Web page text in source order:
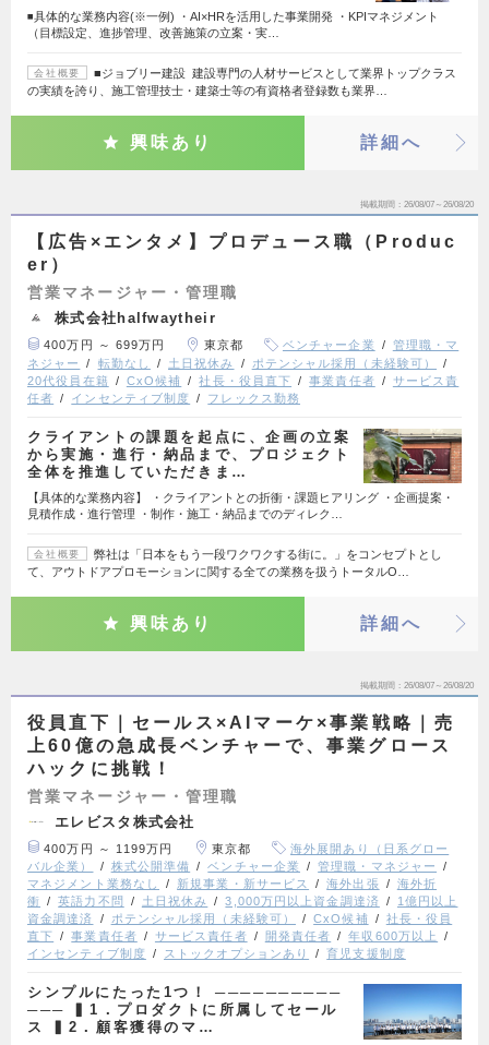
◾️具体的な業務内容(※一例) ・AI×HRを活用した事業開発 ・KPIマネジメント
（目標設定、進捗管理、改善施策の立案・実…
会社概要
■ジョブリー建設 建設専門の人材サービスとして業界トップクラス
の実績を誇り、施工管理技士・建築士等の有資格者登録数も業界…
興味あり 詳細へ
掲載期間 26/08/07～26/08/20
【広告×エンタメ】プロデュース職（Produc
er）
営業マネージャー・管理職
株式会社halfwaytheir
400万円 ～ 699万円 東京都 ベンチャー企業
管理職・マ
ネジャー
転勤なし 土日祝休み
ポテンシャル採用（未経験可）
20代役員在籍
CxO候補 社長・役員直下 事業責任者
サービス責
任者
インセンティブ制度 フレックス勤務
クライアントの課題を起点に、企画の立案
から実施・進行・納品まで、プロジェクト
全体を推進していただきま…
【具体的な業務内容】 ・クライアントとの折衝・課題ヒアリング ・企画提案・
見積作成・進行管理 ・制作・施工・納品までのディレク…
会社概要
弊社は「日本をもう一段ワクワクする街に。」をコンセプトとし
て、アウトドアプロモーションに関する全ての業務を扱うトータルO…
興味あり 詳細へ
掲載期間 26/08/07～26/08/20
役員直下｜セールス×AIマーケ×事業戦略｜売
上60億の急成長ベンチャーで、事業グロース
ハックに挑戦！
営業マネージャー・管理職
エレビスタ株式会社
400万円 ～ 1199万円 東京都
海外展開あり（日系グロー
バル企業）
株式公開準備 ベンチャー企業
管理職・マネジャー
マネジメント業務なし
新規事業・新サービス 海外出張
海外折
衝
英語力不問 土日祝休み 3,000万円以上資金調達済
1億円以上
資金調達済
ポテンシャル採用（未経験可） CxO候補
社長・役員
直下
事業責任者 サービス責任者 開発責任者
年収600万以上
インセンティブ制度
ストックオプションあり 育児支援制度
シンプルにたった1つ！ ──────────
─── ▍1．プロダクトに所属してセール
ス ▍2．顧客獲得のマ…